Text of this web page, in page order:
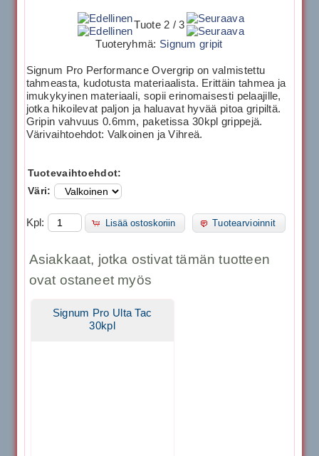
Tuote 2 / 3
Tuoteryhmä: Signum gripit
Signum Pro Performance Overgrip on valmistettu
tahmeasta, kudotusta materiaalista. Erittäin tahmea ja
imukykyinen materiaali, sopii erinomaisesti pelaajille,
jotka hikoilevat paljon ja haluavat hyvää pitoa gripiltä.
Gripin vahvuus 0.6mm, paketissa 30kpl grippejä.
Värivaihtoehdot: Valkoinen ja Vihreä.
Tuotevaihtoehdot:
Väri:
Kpl: Lisää ostoskoriin Tuotearvioinnit
Asiakkaat, jotka ostivat tämän tuotteen
ovat ostaneet myös
Signum Pro Ulta Tac
30kpl